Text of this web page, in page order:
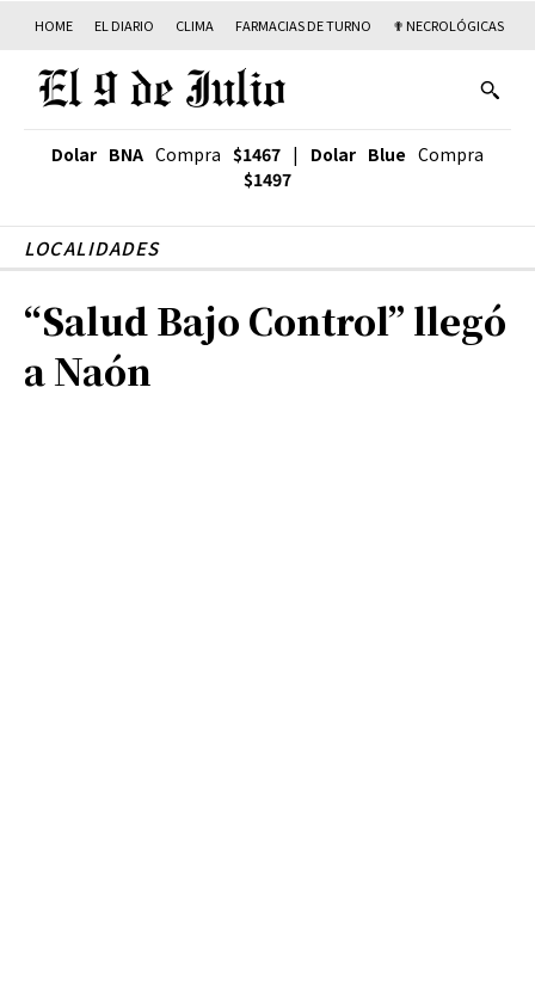
HOME EL DIARIO CLIMA FARMACIAS DE TURNO ✟ NECROLÓGICAS
Dolar BNA Compra $1467 | Dolar Blue Compra
$1497
LOCALIDADES
“Salud Bajo Control” llegó
a Naón